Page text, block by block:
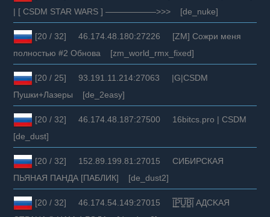
| [ CSDM STAR WARS ] ——————>>> [de_nuke]
[20 / 32] 46.174.48.180:27226 [ZM] Сожри меня
полностью #2 Обнова [zm_world_rmx_fixed]
[20 / 25] 93.191.11.214:27063 |G|CSDM
Пушки+Лазеры [de_2easy]
[20 / 32] 46.174.48.187:27500 16bitcs.pro | CSDM
[de_dust]
[20 / 32] 152.89.199.81:27015 СИБИРСКАЯ
ПЬЯНАЯ ПАНДА [ПАБЛИК] [de_dust2]
[20 / 32] 46.174.54.149:27015 |͇̿P͇̿U͇̿B͇̿| AДCKAЯ